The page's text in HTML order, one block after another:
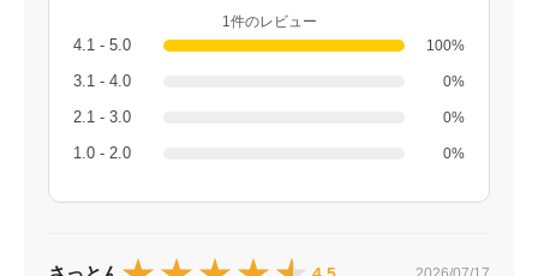
1件のレビュー
4.1 - 5.0 100%
3.1 - 4.0 0%
2.1 - 3.0 0%
1.0 - 2.0 0%